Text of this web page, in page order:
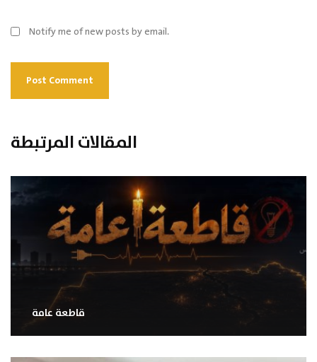
Notify me of new posts by email.
المقالات المرتبطة
قاطعة عامة